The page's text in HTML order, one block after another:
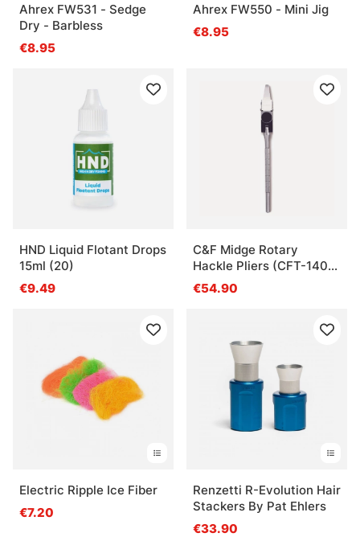
Ahrex FW531 - Sedge
Dry - Barbless
€8.95
Ahrex FW550 - Mini Jig
€8.95
HND Liquid Flotant Drops
15ml (20)
€9.49
C&F Midge Rotary
Hackle Pliers (CFT-140-
Midge)
€54.90
Electric Ripple Ice Fiber
€7.20
Renzetti R-Evolution Hair
Stackers By Pat Ehlers
€33.90